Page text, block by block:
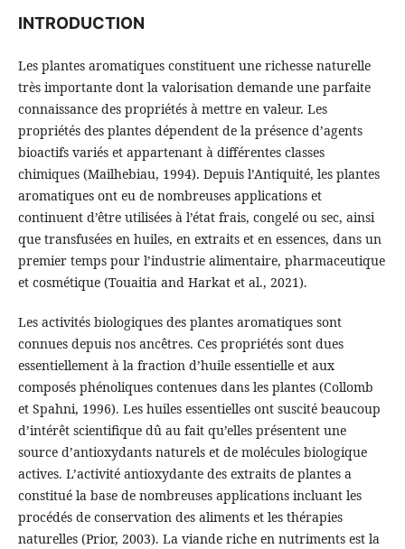
INTRODUCTION
Les plantes aromatiques constituent une richesse naturelle
très importante dont la valorisation demande une parfaite
connaissance des propriétés à mettre en valeur. Les
propriétés des plantes dépendent de la présence d’agents
bioactifs variés et appartenant à différentes classes
chimiques (Mailhebiau, 1994). Depuis l’Antiquité, les plantes
aromatiques ont eu de nombreuses applications et
continuent d’être utilisées à l’état frais, congelé ou sec, ainsi
que transfusées en huiles, en extraits et en essences, dans un
premier temps pour l’industrie alimentaire, pharmaceutique
et cosmétique (Touaitia and Harkat et al., 2021).
Les activités biologiques des plantes aromatiques sont
connues depuis nos ancêtres. Ces propriétés sont dues
essentiellement à la fraction d’huile essentielle et aux
composés phénoliques contenues dans les plantes (Collomb
et Spahni, 1996). Les huiles essentielles ont suscité beaucoup
d’intérêt scientifique dû au fait qu’elles présentent une
source d’antioxydants naturels et de molécules biologique
actives. L’activité antioxydante des extraits de plantes a
constitué la base de nombreuses applications incluant les
procédés de conservation des aliments et les thérapies
naturelles (Prior, 2003). La viande riche en nutriments est la